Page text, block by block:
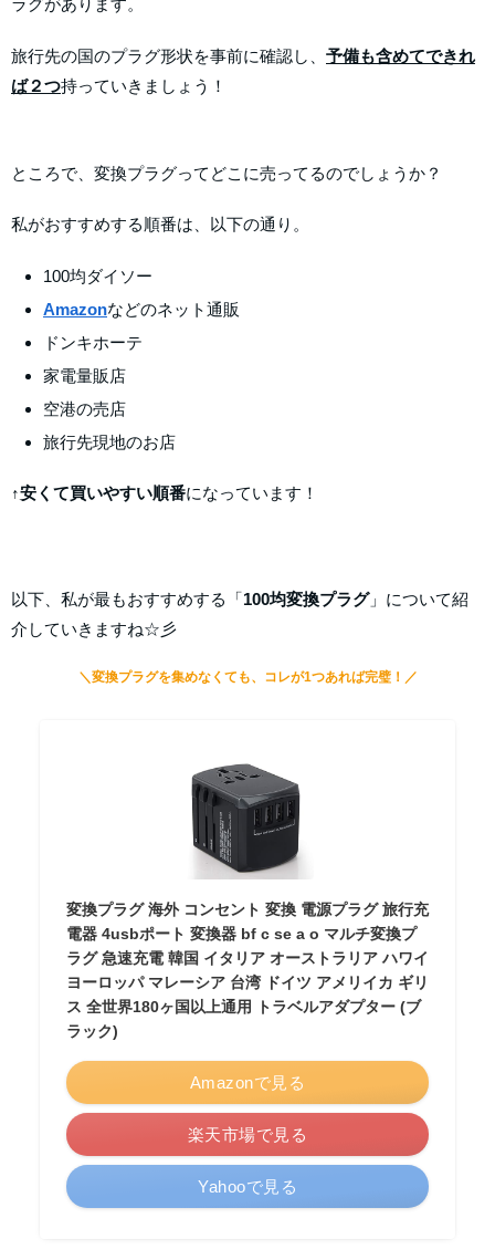
ラグがあります。
旅行先の国のプラグ形状を事前に確認し、 予備も含めてできれ
ば２つ持っていきましょう！
ところで、変換プラグってどこに売ってるのでしょうか？
私がおすすめする順番は、以下の通り。
100均ダイソー
Amazonなどのネット通販
ドンキホーテ
家電量販店
空港の売店
旅行先現地のお店
↑安くて買いやすい順番になっています！
以下、私が最もおすすめする「100均変換プラグ」について紹
介していきますね☆彡
＼変換プラグを集めなくても、コレが1つあれば完璧！／
変換プラグ 海外 コンセント 変換 電源プラグ 旅行充
電器 4usbポート 変換器 bf c se a o マルチ変換プ
ラグ 急速充電 韓国 イタリア オーストラリア ハワイ
ヨーロッパ マレーシア 台湾 ドイツ アメリイカ ギリ
ス 全世界180ヶ国以上通用 トラベルアダプター (ブ
ラック)
Amazonで見る
楽天市場で見る
Yahooで見る